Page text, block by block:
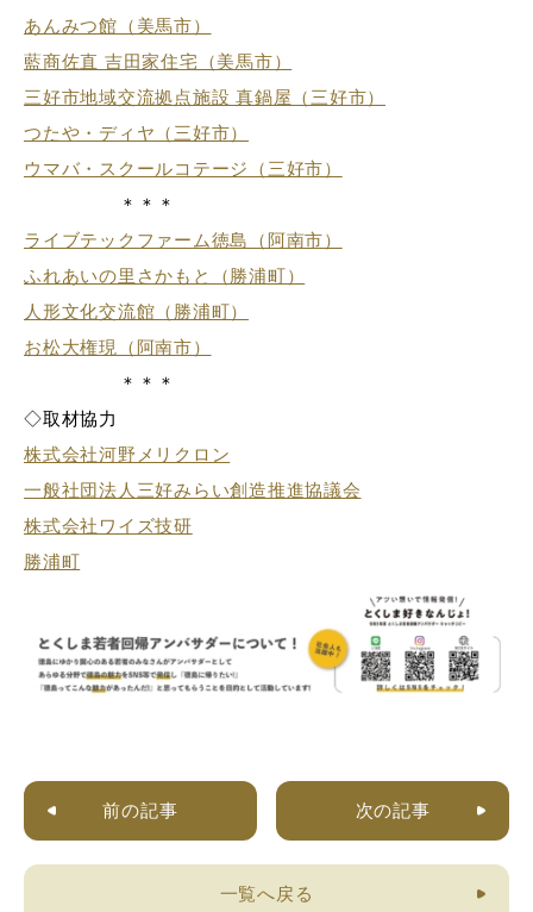
あんみつ館（美馬市）
藍商佐直 吉田家住宅（美馬市）
三好市地域交流拠点施設 真鍋屋（三好市）
つたや・ディヤ（三好市）
ウマバ・スクールコテージ（三好市）
＊＊＊
ライブテックファーム徳島（阿南市）
ふれあいの里さかもと（勝浦町）
人形文化交流館（勝浦町）
お松大権現（阿南市）
＊＊＊
◇取材協力
株式会社河野メリクロン
一般社団法人三好みらい創造推進協議会
株式会社ワイズ技研
勝浦町
前の記事 次の記事
一覧へ戻る